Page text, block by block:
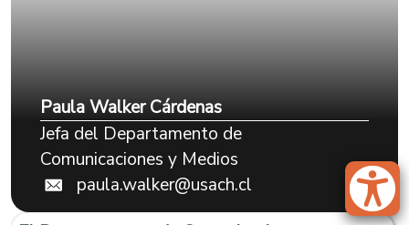
Paula Walker Cárdenas
Jefa del Departamento de
Comunicaciones y Medios
paula.walker@usach.cl